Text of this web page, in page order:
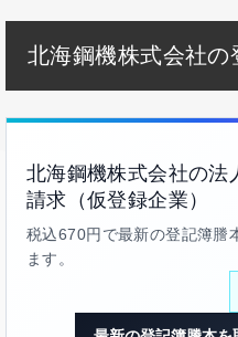
北海鋼機株式会社の
北海鋼機株式会社の法
請求（仮登録企業）
税込670円で最新の登記簿謄
ます。